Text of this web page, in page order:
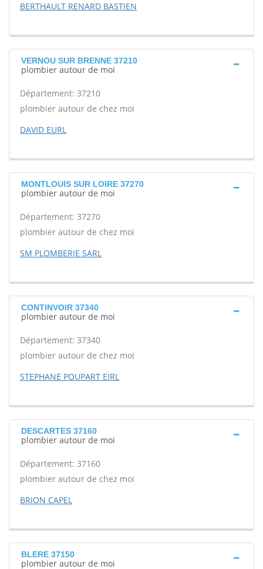
BERTHAULT RENARD BASTIEN
VERNOU SUR BRENNE 37210
plombier autour de moi
Département: 37210
plombier autour de chez moi
DAVID EURL
MONTLOUIS SUR LOIRE 37270
plombier autour de moi
Département: 37270
plombier autour de chez moi
SM PLOMBERIE SARL
CONTINVOIR 37340
plombier autour de moi
Département: 37340
plombier autour de chez moi
STEPHANE POUPART EIRL
DESCARTES 37160
plombier autour de moi
Département: 37160
plombier autour de chez moi
BRION CAPEL
BLERE 37150
plombier autour de moi